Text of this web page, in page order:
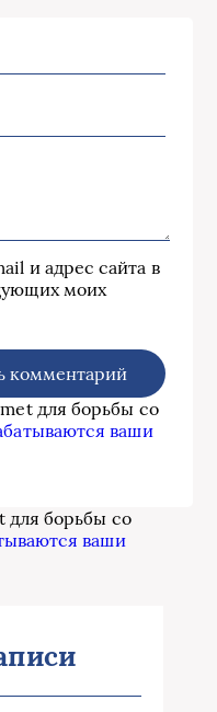
и адрес сайта в
моих
для борьбы со
ваши
для борьбы со
ваши